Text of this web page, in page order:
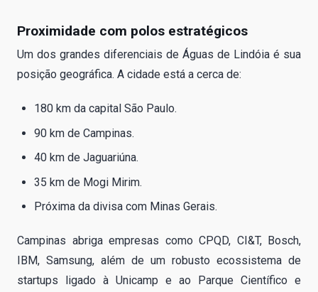
Proximidade com polos estratégicos
Um dos grandes diferenciais de Águas de Lindóia é sua
posição geográfica. A cidade está a cerca de:
180 km da capital São Paulo.
90 km de Campinas.
40 km de Jaguariúna.
35 km de Mogi Mirim.
Próxima da divisa com Minas Gerais.
Campinas abriga empresas como CPQD, CI&T, Bosch,
IBM, Samsung, além de um robusto ecossistema de
startups ligado à Unicamp e ao Parque Científico e